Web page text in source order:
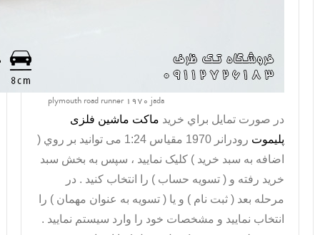
plymouth road runner 1970 jada
در صورت تمايل براي خريد ماکت ماشین فلزی
پلیموت
رودرانر 1970 مقیاس 1:24 می توانيد بر روي (
اضافه به سبد خريد ) کليک نماييد ، سپس به بخش سبد
خريد رفته و ( تسويه حساب ) را انتخاب کنيد . در
مرحله بعد ( ثبت نام ) و يا ( تسويه به عنوان مهمان ) را
انتخاب نماييد و مشخصات خود را وارد سيستم نماييد .